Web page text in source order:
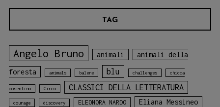
TAG
Angelo Bruno animali animali della
foresta animals balene blu challenges chicca
cosentino Circo CLASSICI DELLA LETTERATURA
courage discovery ELEONORA NARDO
Eliana Messineo